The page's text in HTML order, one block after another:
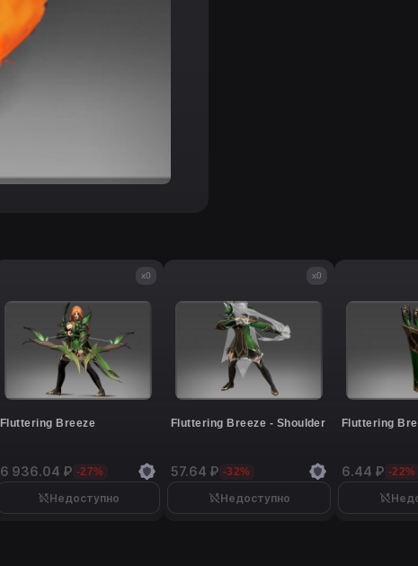
x0
Fluttering Breeze
6 936.04 ₽ -27%
Недоступно
x0
Fluttering Breeze - Shoulder
57.64 ₽ -32%
Недоступно
Fluttering
6.44 ₽ -22%